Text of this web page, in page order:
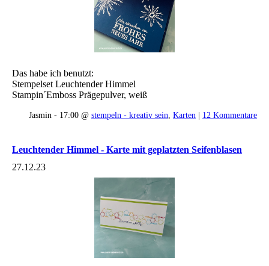
Das habe ich benutzt:
Stempelset Leuchtender Himmel
Stampin´Emboss Prägepulver, weiß
Jasmin - 17:00 @ stempeln - kreativ sein Karten | 12 Kommentare
Leuchtender Himmel - Karte mit geplatzten Seifenblasen
27.12.23